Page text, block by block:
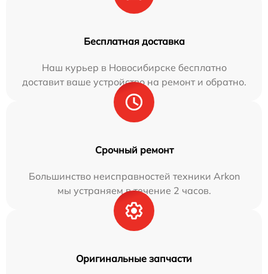
Бесплатная доставка
Наш курьер в Новосибирске бесплатно
доставит ваше устройство на ремонт и обратно.
Срочный ремонт
Большинство неисправностей техники Arkon
мы устраняем в течение 2 часов.
Оригинальные запчасти